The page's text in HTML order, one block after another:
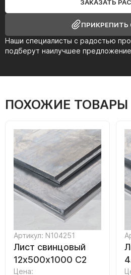
Наши специалисты с радостью
подберут наилучшее предложение
ЗАКАЗАТЬ
ПРИКРЕПИТЬ
ПОХОЖИЕ ТОВАРЫ
Артикул: N104251
Лист свинцовый
12х500х1000 С2
Цена: